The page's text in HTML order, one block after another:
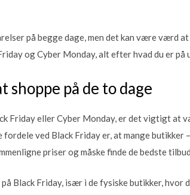
på begge dage, men det kan være værd
og Cyber Monday, alt efter hvad du er på
shoppe på de to dage
Friday eller Cyber Monday, er det vigtigt at
ved Black Friday er, at mange butikker
priser og måske finde de bedste
Black Friday, især i de fysiske butikker, hvor